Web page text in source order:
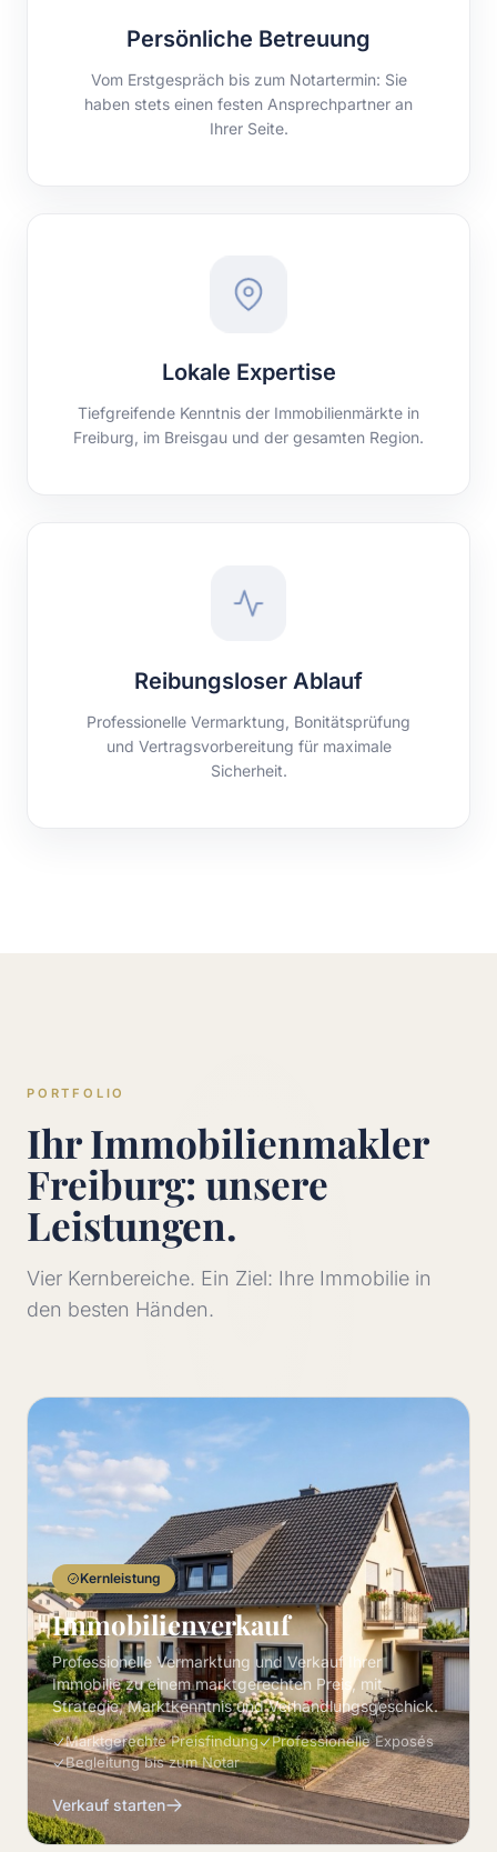
Persönliche Betreuung
Vom Erstgespräch bis zum Notartermin: Sie
haben stets einen festen Ansprechpartner an
Ihrer Seite.
Lokale Expertise
Tiefgreifende Kenntnis der Immobilienmärkte in
Freiburg, im Breisgau und der gesamten Region.
Reibungsloser Ablauf
Professionelle Vermarktung, Bonitätsprüfung
und Vertragsvorbereitung für maximale
Sicherheit.
PORTFOLIO
Ihr Immobilienmakler
Freiburg: unsere
Leistungen.
Vier Kernbereiche. Ein Ziel: Ihre Immobilie in
den besten Händen.
Kernleistung
Immobilienverkauf
Professionelle Vermarktung und Verkauf Ihrer
Immobilie zu einem marktgerechten Preis, mit
Strategie, Marktkenntnis und Verhandlungsgeschick.
Marktgerechte Preisfindung
Professionelle Exposés
Begleitung bis zum Notar
Verkauf starten